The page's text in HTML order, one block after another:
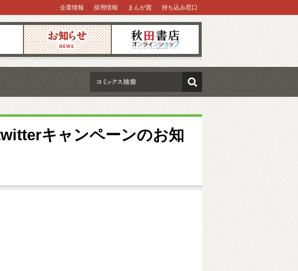
お知らせ オンラインショップ
企業情報 採用情報 まんが賞 持ち込み窓口
検索
キャンペーンのお知